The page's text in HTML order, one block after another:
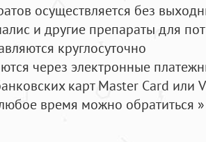
осуществляется без
и другие препараты для
круглосуточно
через электронные
карт Master Card или
время можно обратиться